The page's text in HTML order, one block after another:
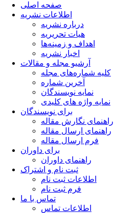
صفحه اصلی
اطلاعات نشریه
درباره نشریه
هیات تحریریه
اهداف و زمینه‌ها
اخبار نشریه
آرشیو مجله و مقالات
کلیه شماره‌های مجله
آخرین شماره
نمایه نویسندگان
نمایه واژه های کلیدی
برای نویسندگان
راهنمای نگارش مقاله
راهنمای ارسال مقاله
فرم ارسال مقاله
برای داوران
راهنمای داوران
ثبت نام و اشتراک
اطلاعات ثبت نام
فرم ثبت نام
تماس با ما
اطلاعات تماس